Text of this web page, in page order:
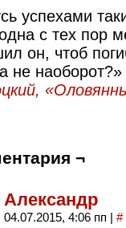
успехами
с тех пор
он, чтоб
не наоборот?»
¬
Александр
04.07.2015, 4:06 пп | #